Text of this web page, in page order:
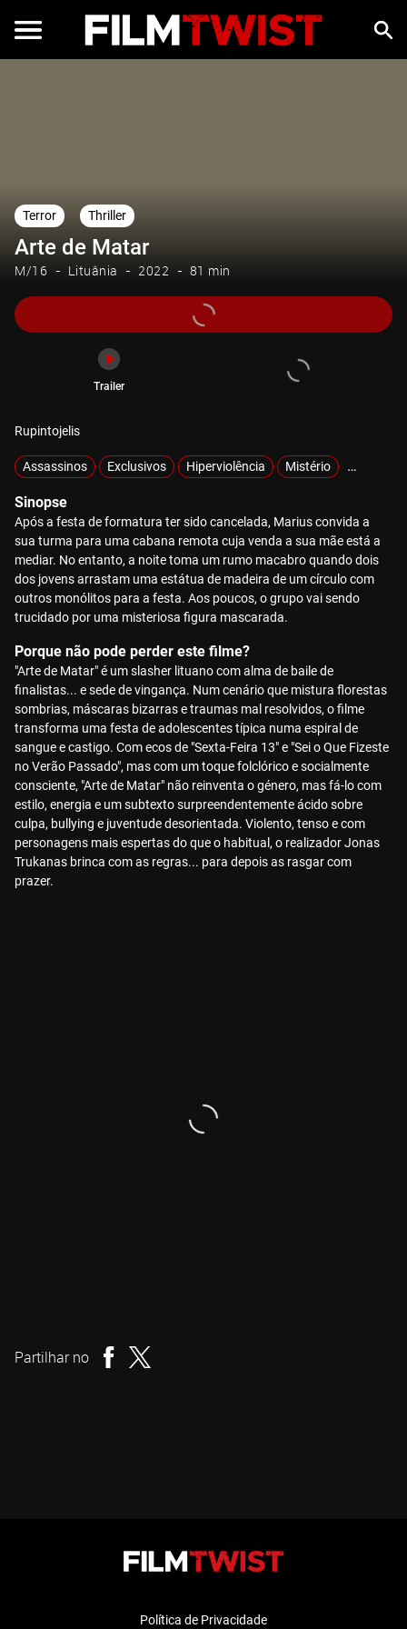
Terror Thriller
Arte de Matar
M/16 Lituânia 2022 81 min
Trailer
Rupintojelis
Assassinos Exclusivos Hiperviolência Mistério MOTELX
Sinopse
Após a festa de formatura ter sido cancelada, Marius convida a
sua turma para uma cabana remota cuja venda a sua mãe está a
mediar. No entanto, a noite toma um rumo macabro quando dois
dos jovens arrastam uma estátua de madeira de um círculo com
outros monólitos para a festa. Aos poucos, o grupo vai sendo
trucidado por uma misteriosa figura mascarada.
Porque não pode perder este filme?
"Arte de Matar" é um slasher lituano com alma de baile de
finalistas... e sede de vingança. Num cenário que mistura florestas
sombrias, máscaras bizarras e traumas mal resolvidos, o filme
transforma uma festa de adolescentes típica numa espiral de
sangue e castigo. Com ecos de "Sexta-Feira 13" e "Sei o Que Fizeste
no Verão Passado", mas com um toque folclórico e socialmente
consciente, "Arte de Matar" não reinventa o género, mas fá-lo com
estilo, energia e um subtexto surpreendentemente ácido sobre
culpa, bullying e juventude desorientada. Violento, tenso e com
personagens mais espertas do que o habitual, o realizador Jonas
Trukanas brinca com as regras... para depois as rasgar com
prazer.
Partilhar no
Política de Privacidade